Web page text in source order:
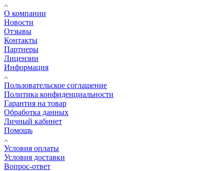
О компании
Новости
Отзывы
Контакты
Партнеры
Лицензии
Информация
Пользовательское соглашение
Политика конфиденциальности
Гарантия на товар
Обработка данных
Личный кабинет
Помощь
Условия оплаты
Условия доставки
Вопрос-ответ